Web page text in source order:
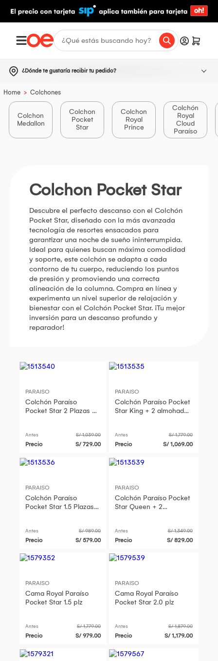
¿Dónde te gustaría recibir tu pedido?
Home > Colchones
Colchon
Medallon
Colchon
Pocket
Star
Colchon
Royal
Prince
Colchón
Royal
Cloud
Paraíso
Colchon Pocket Star
Descubre el perfecto descanso con el Colchón
Pocket Star, diseñado con la más avanzada
tecnología de resortes ensacados para
garantizar una noche de sueño ininterrumpida.
Ideal para quienes buscan máxima comodidad
y soporte, este colchón se adapta a cada
contorno de tu cuerpo, reduciendo los puntos
de presión y promoviendo una correcta
alineación de la columna. Compra en línea y
experimenta un nivel superior de relajación y
bienestar con el Colchón Pocket Star. ¡Tu mejor
inversión para un descanso profundo y
reparador!
PARAISO
Colchón Paraíso
Pocket Star 2 Plazas +
Antes S/ 1,039.00
Precio S/ 729.00
PARAISO
Colchón Paraíso Pocket
Star King + 2 almohadas
Antes S/ 1,779.00
Precio S/ 1,069.00
PARAISO
Colchón Paraíso
Pocket Star 1.5 Plazas +
Antes S/ 989.00
Precio S/ 579.00
PARAISO
Colchón Paraíso Pocket
Star Queen + 2
Antes S/ 1,349.00
Precio S/ 829.00
PARAISO
Cama Royal Paraíso
Pocket Star 1.5 plz
Antes S/ 1,779.00
Precio S/ 979.00
PARAISO
Cama Royal Paraíso
Pocket Star 2.0 plz
Antes S/ 1,879.00
Precio S/ 1,179.00